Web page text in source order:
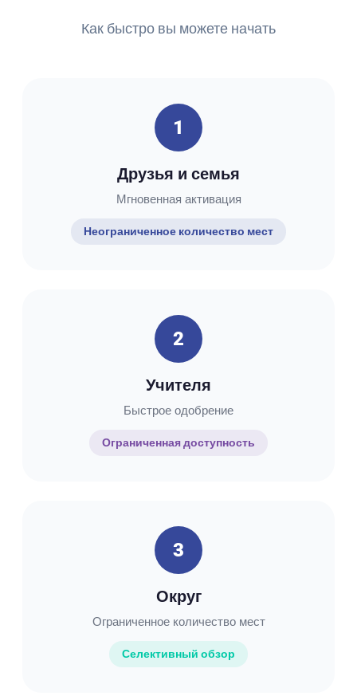
Как быстро вы можете начать
1
Друзья и семья
Мгновенная активация
Неограниченное количество мест
2
Учителя
Быстрое одобрение
Ограниченная доступность
3
Округ
Ограниченное количество мест
Селективный обзор